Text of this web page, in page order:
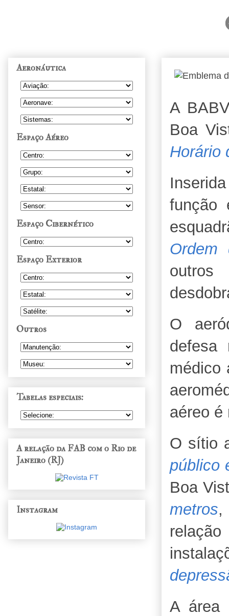
A
Boa
Horário
função
Ordem
O
defesa
médico
aéreo
O sítio
público
Boa
metros,
A área
Aeronáutica
Espaço Aéreo
Espaço Cibernético
Espaço Exterior
Outros
Tabelas especiais:
A relação da FAB com o Rio de
Janeiro (RJ)
Instagram